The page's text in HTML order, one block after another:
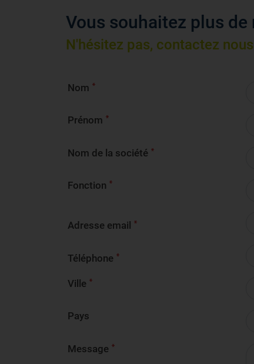
Vous souhaitez plus
N'hésitez pas, contactez
Nom
Prénom
Nom de la société
Fonction
Adresse email
Téléphone
Ville
Pays
Message